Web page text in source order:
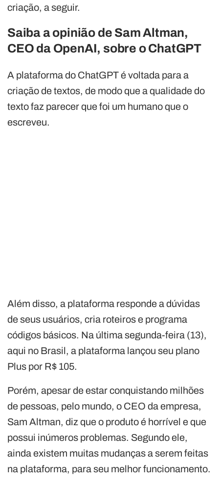
criação, a seguir.
Saiba a opinião de Sam Altman,
CEO da OpenAI, sobre o ChatGPT
A plataforma do ChatGPT é voltada para a
criação de textos, de modo que a qualidade do
texto faz parecer que foi um humano que o
escreveu.
Além disso, a plataforma responde a dúvidas
de seus usuários, cria roteiros e programa
códigos básicos. Na última segunda-feira (13),
aqui no Brasil, a plataforma lançou seu plano
Plus por R$ 105.
Porém, apesar de estar conquistando milhões
de pessoas, pelo mundo, o CEO da empresa,
Sam Altman, diz que o produto é horrível e que
possui inúmeros problemas. Segundo ele,
ainda existem muitas mudanças a serem feitas
na plataforma, para seu melhor funcionamento.